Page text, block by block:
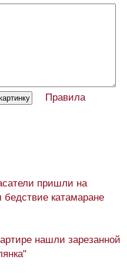
Правила
пришли на
катамаране
нашли зарезанной